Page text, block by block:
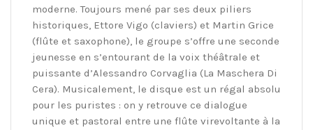
moderne. Toujours mené par ses deux piliers
historiques, Ettore Vigo (claviers) et Martin Grice
(flûte et saxophone), le groupe s’offre une seconde
jeunesse en s’entourant de la voix théâtrale et
puissante d’Alessandro Corvaglia (La Maschera Di
Cera). Musicalement, le disque est un régal absolu
pour les puristes : on y retrouve ce dialogue
unique et pastoral entre une flûte virevoltante à la